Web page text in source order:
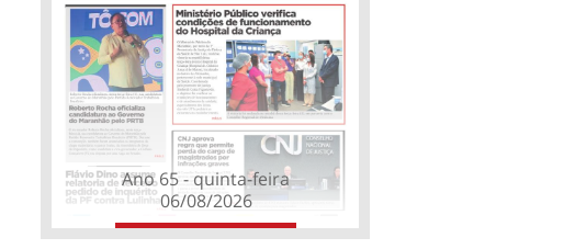
Ano 65 - quinta-feira
06/08/2026